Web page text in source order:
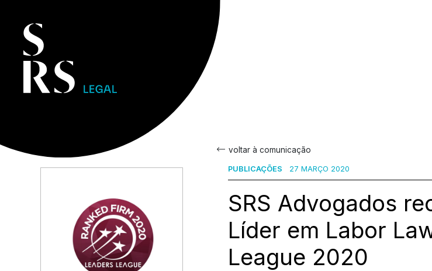
voltar à comunicação
PUBLICAÇÕES 27 MARÇO 2020
SRS Advogados
Líder em Labor
League 2020